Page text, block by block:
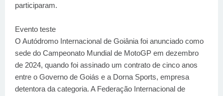
participaram.
Evento teste
O Autódromo Internacional de Goiânia foi anunciado como
sede do Campeonato Mundial de MotoGP em dezembro
de 2024, quando foi assinado um contrato de cinco anos
entre o Governo de Goiás e a Dorna Sports, empresa
detentora da categoria. A Federação Internacional de